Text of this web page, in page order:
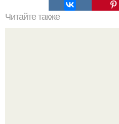
Читайте также